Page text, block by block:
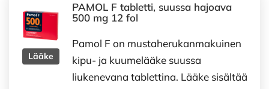
Lääke
PAMOL F tabletti, suussa hajoava
500 mg 12 fol
Pamol F on mustaherukanmakuinen
kipu- ja kuumelääke suussa
liukenevana tablettina. Lääke sisältää